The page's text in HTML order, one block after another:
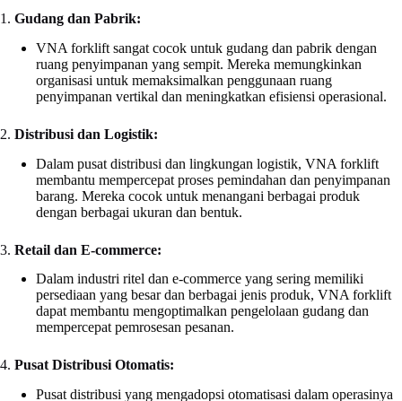
1. Gudang dan Pabrik:
VNA forklift sangat cocok untuk gudang dan pabrik dengan
ruang penyimpanan yang sempit. Mereka memungkinkan
organisasi untuk memaksimalkan penggunaan ruang
penyimpanan vertikal dan meningkatkan efisiensi operasional.
2. Distribusi dan Logistik:
Dalam pusat distribusi dan lingkungan logistik, VNA forklift
membantu mempercepat proses pemindahan dan penyimpanan
barang. Mereka cocok untuk menangani berbagai produk
dengan berbagai ukuran dan bentuk.
3. Retail dan E-commerce:
Dalam industri ritel dan e-commerce yang sering memiliki
persediaan yang besar dan berbagai jenis produk, VNA forklift
dapat membantu mengoptimalkan pengelolaan gudang dan
mempercepat pemrosesan pesanan.
4. Pusat Distribusi Otomatis:
Pusat distribusi yang mengadopsi otomatisasi dalam operasinya